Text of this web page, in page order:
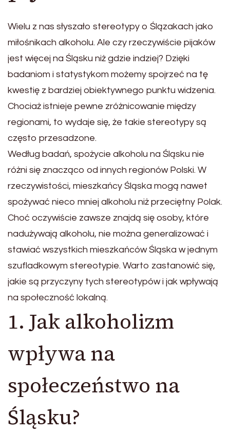
Wielu z nas słyszało stereotypy o Ślązakach jako
miłośnikach alkoholu. Ale czy rzeczywiście pijaków
jest więcej na Śląsku niż gdzie indziej? Dzięki
badaniom i statystykom możemy spojrzeć na tę
kwestię z bardziej obiektywnego punktu widzenia.
Chociaż istnieje pewne zróżnicowanie między
regionami, to wydaje się, że takie stereotypy są
często przesadzone.
Według badań, spożycie alkoholu na Śląsku nie
różni się znacząco od innych regionów Polski. W
rzeczywistości, mieszkańcy Śląska mogą nawet
spożywać nieco mniej alkoholu niż przeciętny Polak.
Choć oczywiście zawsze znajdą się osoby, które
nadużywają alkoholu, nie można generalizować i
stawiać wszystkich mieszkańców Śląska w jednym
szufladkowym stereotypie. Warto zastanowić się,
jakie są przyczyny tych stereotypów i jak wpływają
na społeczność lokalną.
1. Jak alkoholizm
wpływa na
społeczeństwo na
Śląsku?